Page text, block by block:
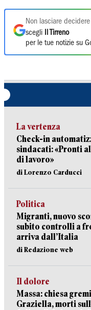
Non lasciare
scegli
Il Tirreno
per le tue notizie su
La vertenza
Check-in
sindacati: «Pronti
di lavoro»
di Lorenzo Carducci
Politica
Migranti, nuovo
subito controlli a
arriva dall’Italia
di Redazione web
Il dolore
Massa: chiesa
Graziella, morti